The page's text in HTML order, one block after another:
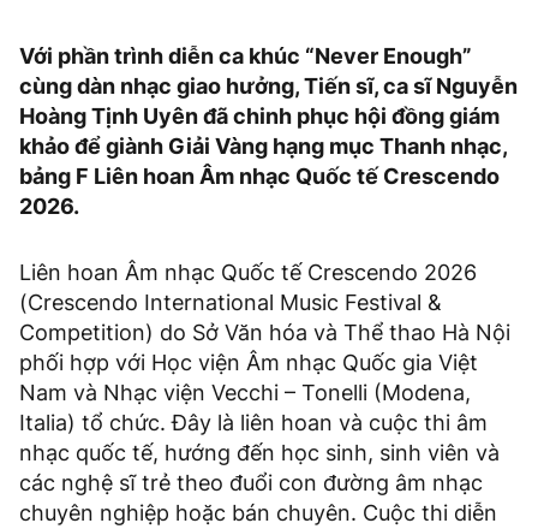
Với phần trình diễn ca khúc “Never Enough”
cùng dàn nhạc giao hưởng, Tiến sĩ, ca sĩ Nguyễn
Hoàng Tịnh Uyên đã chinh phục hội đồng giám
khảo để giành Giải Vàng hạng mục Thanh nhạc,
bảng F Liên hoan Âm nhạc Quốc tế Crescendo
2026.
Liên hoan Âm nhạc Quốc tế Crescendo 2026
(Crescendo International Music Festival &
Competition) do Sở Văn hóa và Thể thao Hà Nội
phối hợp với Học viện Âm nhạc Quốc gia Việt
Nam và Nhạc viện Vecchi – Tonelli (Modena,
Italia) tổ chức. Đây là liên hoan và cuộc thi âm
nhạc quốc tế, hướng đến học sinh, sinh viên và
các nghệ sĩ trẻ theo đuổi con đường âm nhạc
chuyên nghiệp hoặc bán chuyên. Cuộc thi diễn